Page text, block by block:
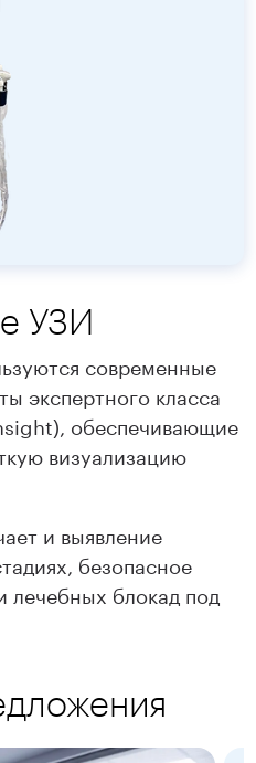
УЗИ
современные
экспертного класса
обеспечивающие
визуализацию
и выявление
безопасное
лечебных блокад под